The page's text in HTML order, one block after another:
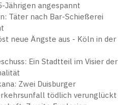
Jährigen angespannt
Täter nach Bar-Schießerei
neue Ängste aus - Köln in der
Ein Stadtteil im Visier der
Zwei Duisburger
tödlich verunglückt